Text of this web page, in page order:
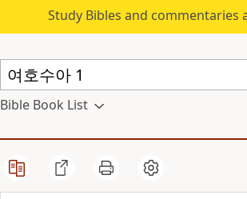
Study Bibles and commentaries
Bible Book List